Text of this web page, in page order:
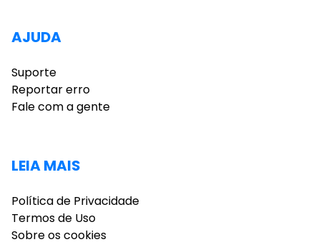
AJUDA
Suporte
Reportar erro
Fale com a gente
LEIA MAIS
Política de Privacidade
Termos de Uso
Sobre os cookies